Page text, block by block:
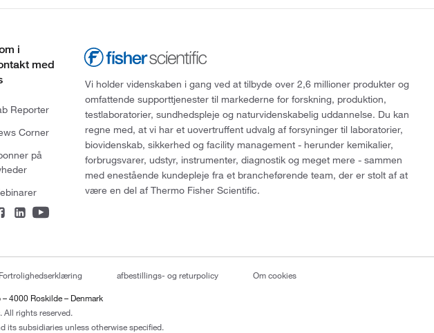
i
med
Reporter
Corner
på
Vi holder videnskaben i gang ved at tilbyde over 2,6 millioner produkter og
omfattende supporttjenester til markederne for forskning, produktion,
testlaboratorier, sundhedspleje og naturvidenskabelig uddannelse. Du kan
regne med, at vi har et uovertruffent udvalg af forsyninger til laboratorier,
biovidenskab, sikkerhed og facility management - herunder kemikalier,
forbrugsvarer, udstyr, instrumenter, diagnostik og meget mere - sammen
med enestående kundepleje fra et brancheførende team, der er stolt af at
være en del af Thermo Fisher Scientific.
Fortrolighedserklæring afbestillings- og returpolicy Om cookies
4000 Roskilde – Denmark
rights reserved.
its subsidiaries unless otherwise specified.